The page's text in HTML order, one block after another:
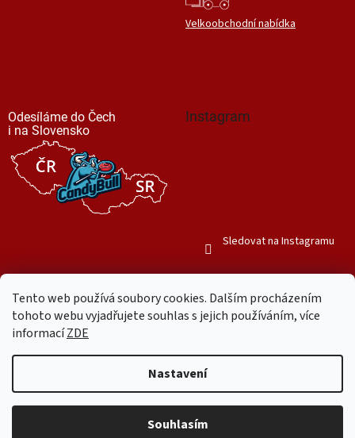
Tento web používá soubory cookies. Dalším procházením
tohoto webu vyjadřujete souhlas s jejich používáním, více
informacíZDE
Nastavení
Souhlasím
Velkoobchodní nabídka
Odesíláme do Čech
i na Slovensko
Instagram
Sledovat na Instagramu
Copyright 2026Mr. Candy Bull. Všechna práva vyhrazena.Upravit
nastavení cookies